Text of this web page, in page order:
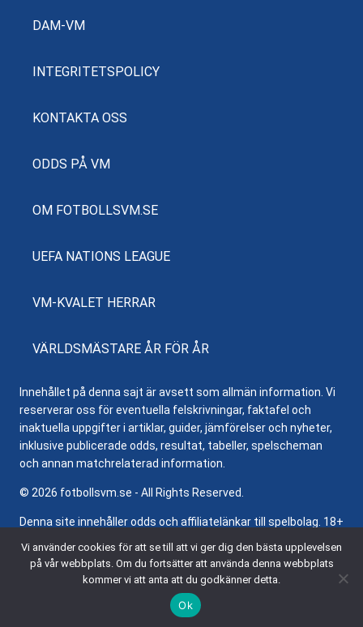
DAM-VM
INTEGRITETSPOLICY
KONTAKTA OSS
ODDS PÅ VM
OM FOTBOLLSVM.SE
UEFA NATIONS LEAGUE
VM-KVALET HERRAR
VÄRLDSMÄSTARE ÅR FÖR ÅR
Innehållet på denna sajt är avsett som allmän information. Vi
reserverar oss för eventuella felskrivningar, faktafel och
inaktuella uppgifter i artiklar, guider, jämförelser och nyheter,
inklusive publicerade odds, resultat, tabeller, spelscheman
och annan matchrelaterad information.
© 2026 fotbollsvm.se - All Rights Reserved.
Denna site innehåller odds och affiliatelänkar till spelbolag. 18+
information om ansvarsfullt spelande.
Vi använder cookies för att se till att vi ger dig den bästa upplevelsen
på vår webbplats. Om du fortsätter att använda denna webbplats
kommer vi att anta att du godkänner detta.
Ok